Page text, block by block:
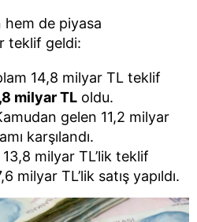
hem de piyasa
teklif geldi:
14,8 milyar TL teklif
milyar TL oldu.
gelen 11,2 milyar
karşılandı.
13,8 milyar TL’lik teklif
milyar TL’lik satış yapıldı.